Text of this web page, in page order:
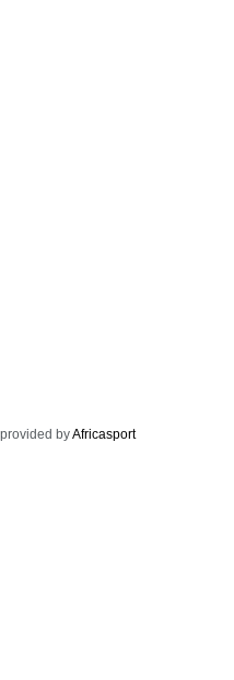
byAfricasport